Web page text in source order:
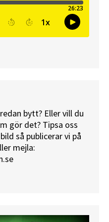
bytt? Eller vill du
gör det? Tipsa oss
så publicerar vi på
mejla: